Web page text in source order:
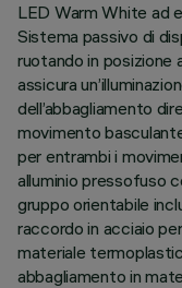
LED Warm White ad
Sistema passivo di
ruotando in posizione
assicura
dell’abbagliamento
movimento
per entrambi i
alluminio pressofuso
gruppo orientabile
raccordo in acciaio
materiale
abbagliamento in